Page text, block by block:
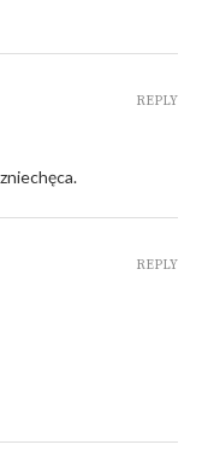
REPLY
REPLY